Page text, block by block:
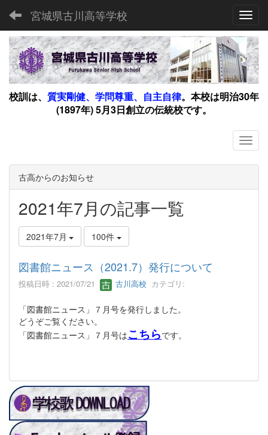
宮城県古川高等学校
校訓は、 質実剛健、学問尊重、自主自律。 本校は明治30年
(1897年) 5月3日創立の伝統校です。
古高からのお知らせ
2021年7月の記事一覧
2021年7月 100件
図書館ニュース（2021.7）発行について
投稿日時 : 2021/07/21 古川高校 カテゴリ:
「図書館ニュース」７月号を発行しました。
どうぞご覧ください。
「図書館ニュース」７月号はこちらです。